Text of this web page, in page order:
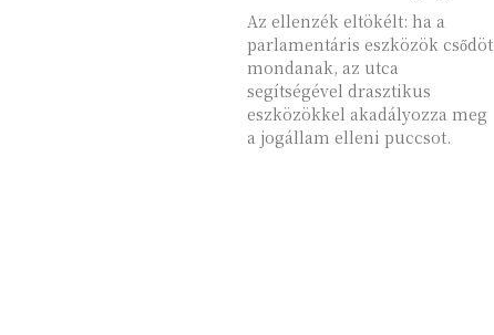
Az ellenzék eltökélt: ha a
parlamentáris eszközök csődöt
mondanak, az utca
segítségével drasztikus
eszközökkel akadályozza meg
a jogállam elleni puccsot.